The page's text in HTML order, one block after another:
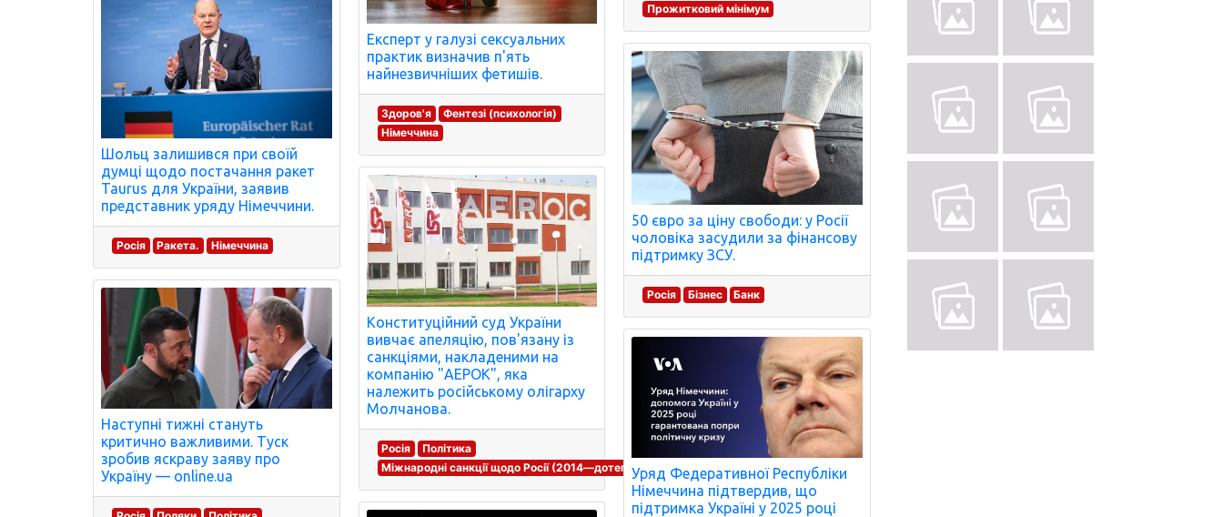
Шольц залишився при своїй
думці щодо постачання ракет
Taurus для України, заявив
представник уряду Німеччини.
Росія Ракета. Німеччина
Наступні тижні стануть
критично важливими. Туск
зробив яскраву заяву про
Україну — online.ua
Експерт у галузі сексуальних
практик визначив п'ять
найнезвичніших фетишів.
Здоров'я
Фентезі (психологія)
Німеччина
Конституційний суд України
вивчає апеляцію, пов'язану із
санкціями, накладеними на
компанію "АЕРОК", яка
належить російському олігарху
Молчанова.
Росія
Політика
Міжнародні санкції щодо Росії (2014—дотепер)
Прожитковий мінімум
50 євро за ціну свободи: у Росії
чоловіка засудили за фінансову
підтримку ЗСУ.
Росія Бізнес Банк
Уряд Федеративної Республіки
Німеччина підтвердив, що
підтримка Україні у 2025 році